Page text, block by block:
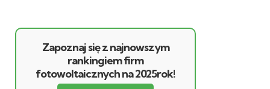
Zapoznaj się z najnowszym
rankingiem firm
fotowoltaicznych na 2025rok!